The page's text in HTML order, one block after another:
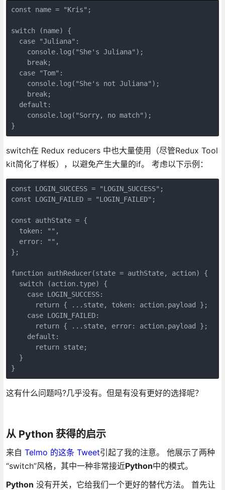
const name = "Kris";
switch (name) {
  case "Juliana":
    console.log("She's Juliana");
    break;
  case "Tom":
    console.log("She's not Juliana");
    break;
  default:
    console.log("Sorry, no match");
}
switch在 Redux reducers 中也大量使用（尽管Redux Tool
kit简化了样板），以避免产生大量的if。 考虑以下示例：
const LOGIN_SUCCESS = "LOGIN_SUCCESS";
const LOGIN_FAILED = "LOGIN_FAILED";
const authState = {
  token: "",
  error: "",
};
function authReducer(state = authState, action) {
  switch (action.type) {
    case LOGIN_SUCCESS:
      return { ...state, token: action.payload };
    case LOGIN_FAILED:
      return { ...state, error: action.payload };
    default:
      return state;
  }
}
这有什么问题吗?几乎没有。但是有没有更好的选择呢？
从 Python 获得的启示
来自 Telmo 的这条 Tweet引起了我的注意。 他展示了两种
“switch”风格，其中一种非常接近Python中的模式。
Python 没有开关，它给我们一个更好的替代方法。 首先让